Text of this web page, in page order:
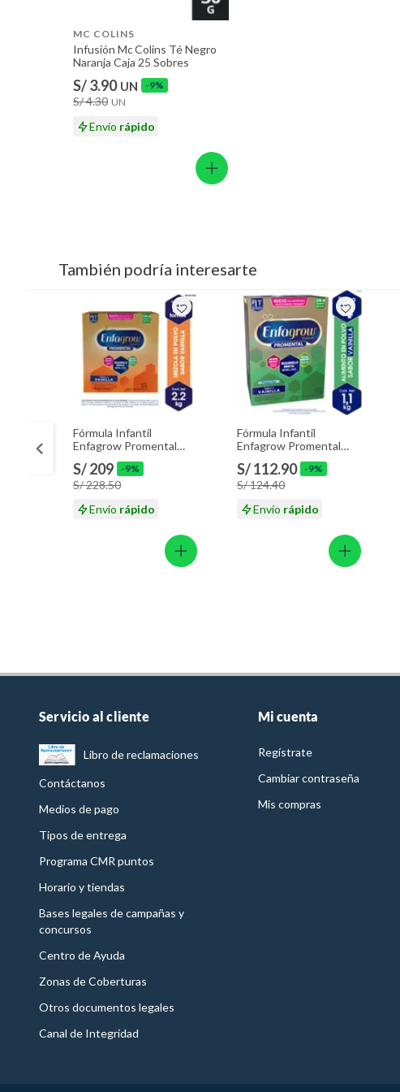
MC COLINS
Infusión Mc Colins Té Negro
Naranja Caja 25 Sobres
S/ 3.90 UN -9%
S/ 4.30 UN
Envío rápido
También podría interesarte
Fórmula Infantil
Enfagrow Promental
Vainilla Caja 2.2 Kg
S/ 209 -9%
S/ 228.50
Envío rápido
Fórmula Infantil
Enfagrow Promental
Preescolar Vainilla Lata
1.1 Kg
S/ 112.90 -9%
S/ 124.40
Envío rápido
Servicio al cliente
Libro de reclamaciones
Contáctanos
Medios de pago
Tipos de entrega
Programa CMR puntos
Horario y tiendas
Bases legales de campañas y
concursos
Centro de Ayuda
Zonas de Coberturas
Otros documentos legales
Canal de Integridad
Mi cuenta
Regístrate
Cambiar contraseña
Mis compras